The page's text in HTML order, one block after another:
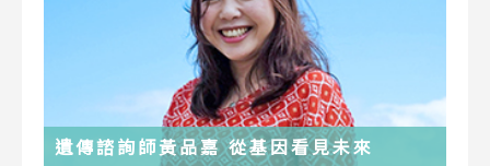
遺傳諮詢師黃品嘉 從基因看見未來